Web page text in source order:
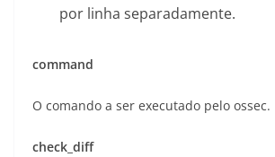
por linha separadamente.
command
O comando a ser executado pelo ossec.
check_diff